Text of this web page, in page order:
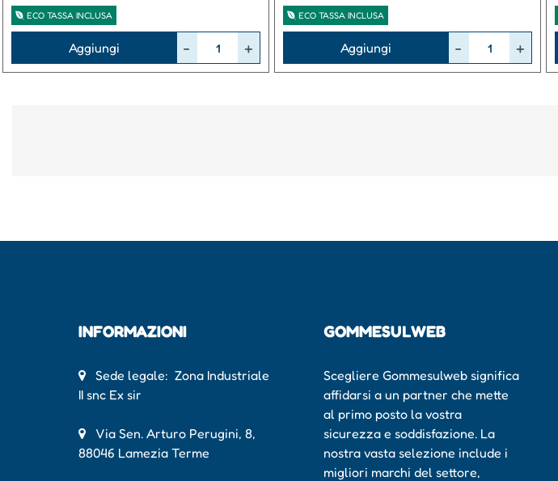
ECO TASSA INCLUSA
Aggiungi
ECO TASSA INCLUSA
Aggiungi
INFORMAZIONI
Sede legale: Zona Industriale
II snc Ex sir
Via Sen. Arturo Perugini, 8,
88046 Lamezia Terme
GOMMESULWEB
Scegliere Gommesulweb significa
affidarsi a un partner che mette
al primo posto la vostra
sicurezza e soddisfazione. La
nostra vasta selezione include i
migliori marchi del settore,